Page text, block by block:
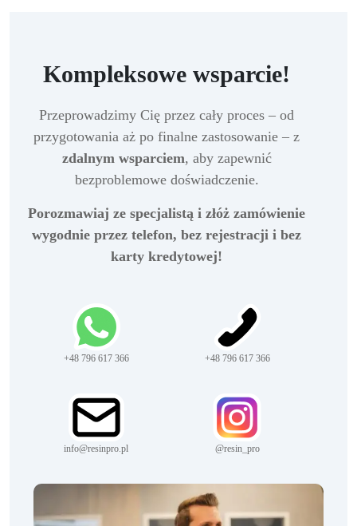
Kompleksowe wsparcie!
Przeprowadzimy Cię przez cały proces – od
przygotowania aż po finalne zastosowanie – z
zdalnym wsparciem, aby zapewnić
bezproblemowe doświadczenie.
Porozmawiaj ze specjalistą i złóż zamówienie
wygodnie przez telefon, bez rejestracji i bez
karty kredytowej!
+48 796 617 366 +48 796 617 366
info@resinpro.pl @resin_pro